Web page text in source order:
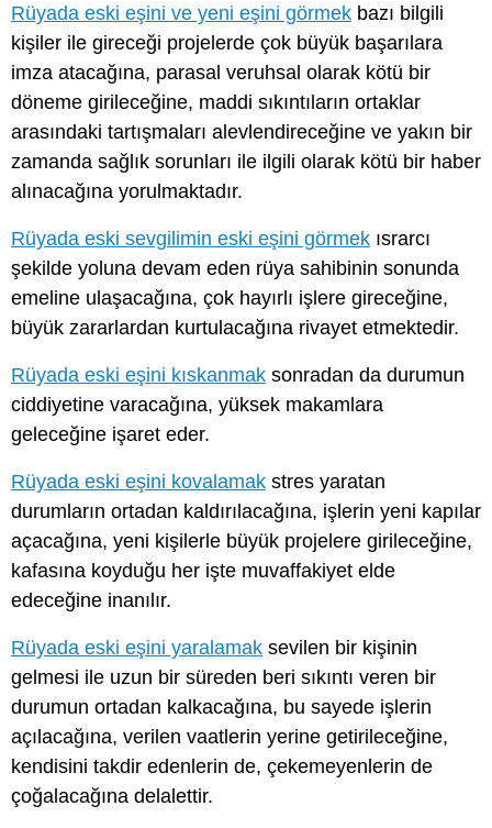
Rüyada eski eşini ve yeni eşini görmek bazı bilgili
kişiler ile gireceği projelerde çok büyük başarılara
imza atacağına, parasal veruhsal olarak kötü bir
döneme girileceğine, maddi sıkıntıların ortaklar
arasındaki tartışmaları alevlendireceğine ve yakın bir
zamanda sağlık sorunları ile ilgili olarak kötü bir haber
alınacağına yorulmaktadır.
Rüyada eski sevgilimin eski eşini görmek ısrarcı
şekilde yoluna devam eden rüya sahibinin sonunda
emeline ulaşacağına, çok hayırlı işlere gireceğine,
büyük zararlardan kurtulacağına rivayet etmektedir.
Rüyada eski eşini kıskanmak sonradan da durumun
ciddiyetine varacağına, yüksek makamlara
geleceğine işaret eder.
Rüyada eski eşini kovalamak stres yaratan
durumların ortadan kaldırılacağına, işlerin yeni kapılar
açacağına, yeni kişilerle büyük projelere girileceğine,
kafasına koyduğu her işte muvaffakiyet elde
edeceğine inanılır.
Rüyada eski eşini yaralamak sevilen bir kişinin
gelmesi ile uzun bir süreden beri sıkıntı veren bir
durumun ortadan kalkacağına, bu sayede işlerin
açılacağına, verilen vaatlerin yerine getirileceğine,
kendisini takdir edenlerin de, çekemeyenlerin de
çoğalacağına delalettir.